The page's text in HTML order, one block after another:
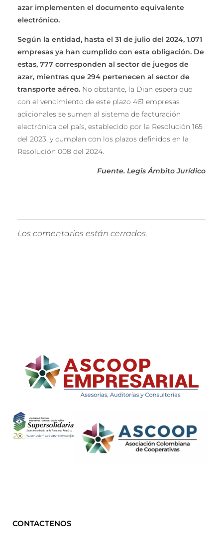
azar implementen el documento equivalente
electrónico.
Según la entidad, hasta el 31 de julio del 2024, 1.071
empresas ya han cumplido con esta obligación. De
estas, 777 corresponden al sector de juegos de
azar, mientras que 294 pertenecen al sector de
transporte aéreo. No obstante, la Dian espera que
con el vencimiento de este plazo 461 empresas
adicionales se sumen al sistema de facturación
electrónica del país, establecido por la Resolución 165
del 2023, y cumplan con los plazos definidos en la
Resolución 008 del 2024.
Fuente. Legis Ámbito Jurídico
Los comentarios están cerrados.
CONTACTENOS